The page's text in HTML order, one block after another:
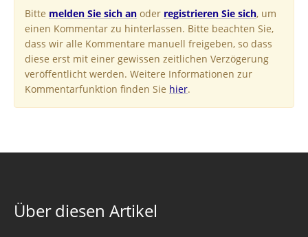
Bitte melden Sie sich an oder registrieren Sie sich, um
einen Kommentar zu hinterlassen. Bitte beachten Sie,
dass wir alle Kommentare manuell freigeben, so dass
diese erst mit einer gewissen zeitlichen Verzögerung
veröffentlicht werden. Weitere Informationen zur
Kommentarfunktion finden Sie hier.
Über diesen Artikel